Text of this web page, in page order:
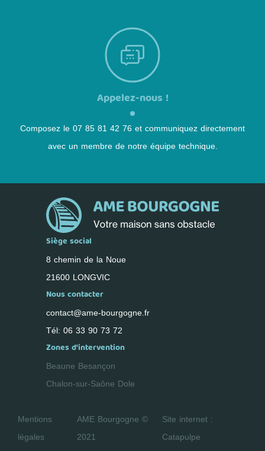
Appelez-nous !
Composez le 07 85 81 42 76 et communiquez directement
avec un membre de notre équipe technique.
Siège social
8 chemin de la Noue
21600 LONGVIC
Nous contacter
contact@ame-bourgogne.fr
Tél: 06 33 90 73 72
Zones d'intervention
Beaune Besançon
Chalon-sur-Saône Dole
Mentions
légales
AME Bourgogne ©
2021
Site internet :
Catapulpe